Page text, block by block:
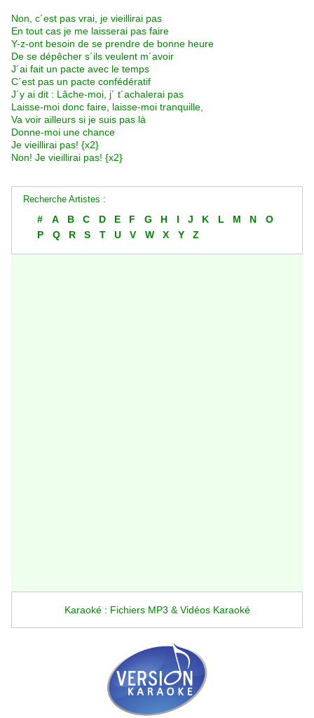
Non, c´est pas vrai, je vieillirai pas
En tout cas je me laisserai pas faire
Y-z-ont besoin de se prendre de bonne heure
De se dépêcher s´ils veulent m´avoir
J´ai fait un pacte avec le temps
C´est pas un pacte confédératif
J´y ai dit : Lâche-moi, j´ t´achalerai pas
Laisse-moi donc faire, laisse-moi tranquille,
Va voir ailleurs si je suis pas là
Donne-moi une chance
Je vieillirai pas! {x2}
Non! Je vieillirai pas! {x2}
Recherche Artistes :
# A B C D E F G H I J K L M N
O
P
Q R S T U V W X Y Z
Karaoké : Fichiers MP3 & Vidéos Karaoké